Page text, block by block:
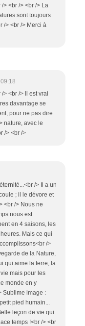
<br /> <br /> La
sont toujours
/> <br /> Merci à
> <br /> Il est vrai
davantage se
pour ne pas dire
nature, avec le
/> <br />
/> Il a un
; il le dévore et
<br /> Nous ne
nous est
en 4 saisons, les
Mais ce qui
/>
de la Nature,
qui aime la terre, la
mais pour les
monde en y
Sublime image :
pied humain...
leçon de vie qui
temps !<br /> <br